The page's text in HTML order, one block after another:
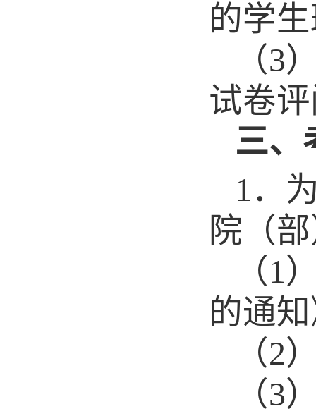
的学
（3
试卷
三、
1．
院（
（1
的通
（2
（3